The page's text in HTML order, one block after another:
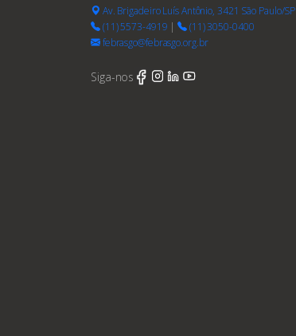
Av. Brigadeiro Luís Antônio, 3421 São Paulo/SP
(11) 5573-4919 |
(11) 3050-0400
febrasgo@febrasgo.org.br
Siga-nos